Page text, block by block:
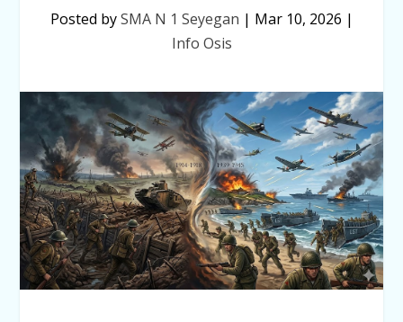
Posted bySMA N 1 Seyegan | Mar 10, 2026 |
Info Osis